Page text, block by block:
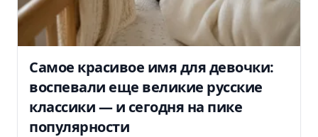
Самое красивое имя для девочки:
воспевали еще великие русские
классики — и сегодня на пике
популярности